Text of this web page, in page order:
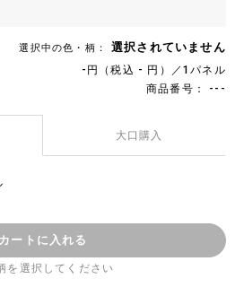
選択中の色・柄： 選択されていません
-円（税込 - 円）／1パネル
商品番号： ---
大口購入
カートに入れる
を選択してください